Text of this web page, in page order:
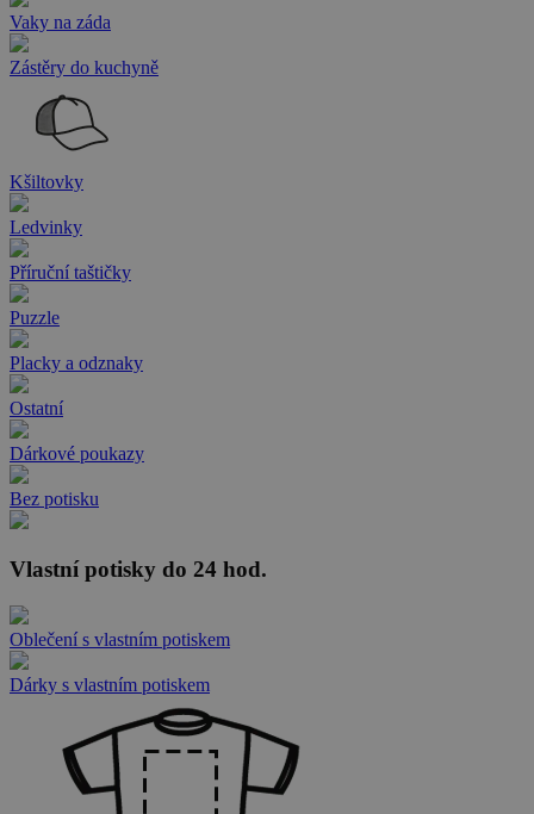
Vaky na záda
Zástěry do kuchyně
Kšiltovky
Ledvinky
Příruční taštičky
Puzzle
Placky a odznaky
Ostatní
Dárkové poukazy
Bez potisku
Vlastní potisky do 24 hod.
Oblečení s vlastním potiskem
Dárky s vlastním potiskem